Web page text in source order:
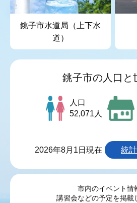
銚子市水道局（上下水
道）
銚子市の人口と
人口
52,071人
2026年8月1日現在 統
市内のイベント情
講習会などの予定を掲載